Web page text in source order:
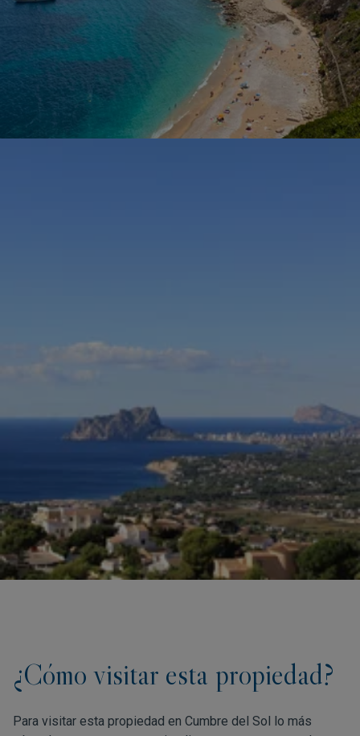
¿Cómo visitar esta propiedad?
Para visitar esta propiedad en Cumbre del Sol lo más